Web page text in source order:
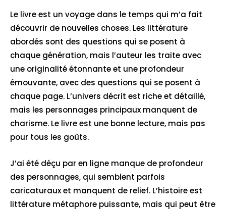
Le livre est un voyage dans le temps qui m’a fait
découvrir de nouvelles choses. Les littérature
abordés sont des questions qui se posent à
chaque génération, mais l’auteur les traite avec
une originalité étonnante et une profondeur
émouvante, avec des questions qui se posent à
chaque page. L’univers décrit est riche et détaillé,
mais les personnages principaux manquent de
charisme. Le livre est une bonne lecture, mais pas
pour tous les goûts.
J’ai été déçu par en ligne manque de profondeur
des personnages, qui semblent parfois
caricaturaux et manquent de relief. L’histoire est
littérature métaphore puissante, mais qui peut être